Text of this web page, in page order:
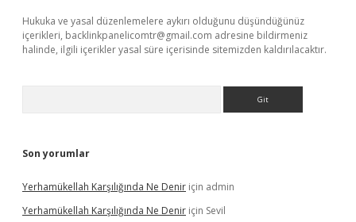
Hukuka ve yasal düzenlemelere aykırı olduğunu düşündüğünüz
içerikleri, backlinkpanelicomtr@gmail.com adresine bildirmeniz
halinde, ilgili içerikler yasal süre içerisinde sitemizden kaldırılacaktır.
Son yorumlar
Yerhamükellah Karşılığında Ne Denir için admin
Yerhamükellah Karşılığında Ne Denir için Sevil